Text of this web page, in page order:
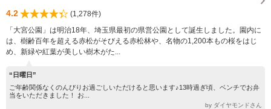
4.2
(1,278件)
「大宮公園」は明治18年、埼玉県最初の県営公園として誕生しました。園内に
は、樹齢百年を超える赤松がそびえる赤松林や、名物の1,200本もの桜をはじ
め、新緑や紅葉が美しい樹木がた...
“日曜日”
ご年齢関係なくのんびりお過ごしいただけると思います♪13時過ぎ頃、ベンチでお弁
当をいただきました！ お...
by ダイヤモンドさん